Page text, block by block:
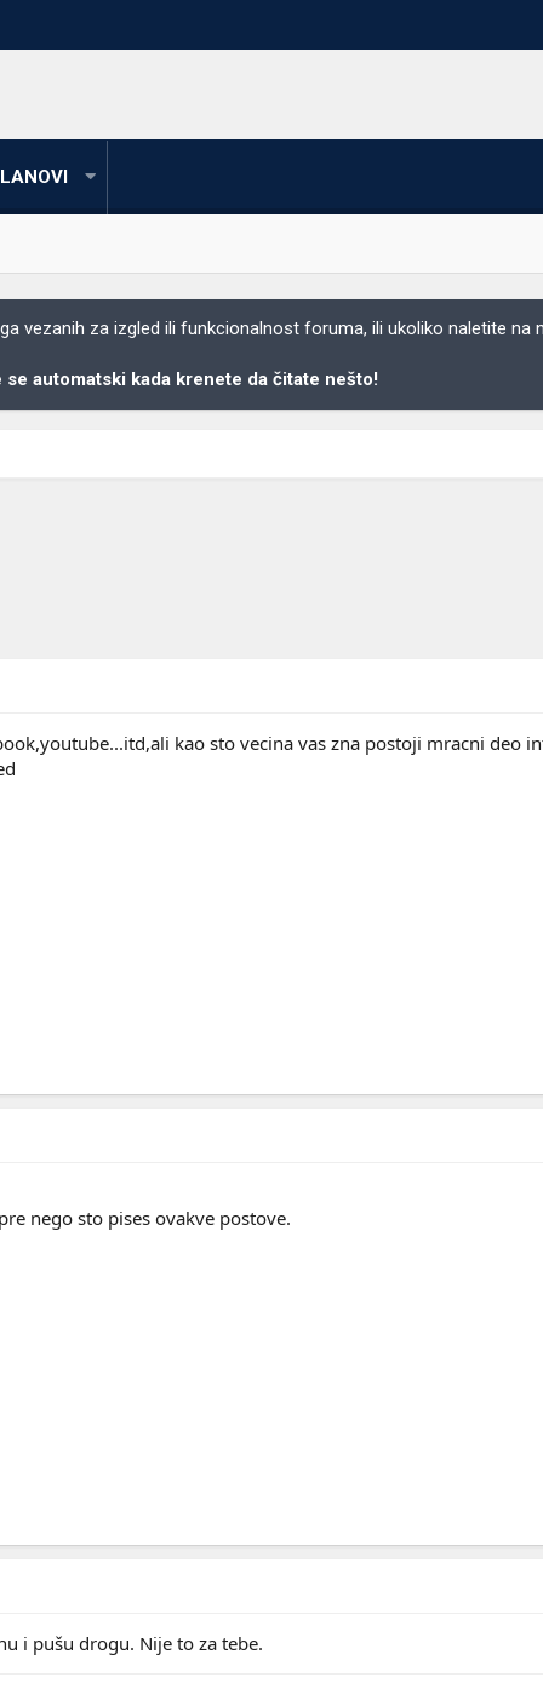
vezanih za izgled ili funkcionalnost foruma, ili ukoliko naletite na
se automatski kada krenete da čitate nešto!
kao sto vecina vas zna postoji mracni deo
nego sto pises ovakve postove.
i pušu drogu. Nije to za tebe.